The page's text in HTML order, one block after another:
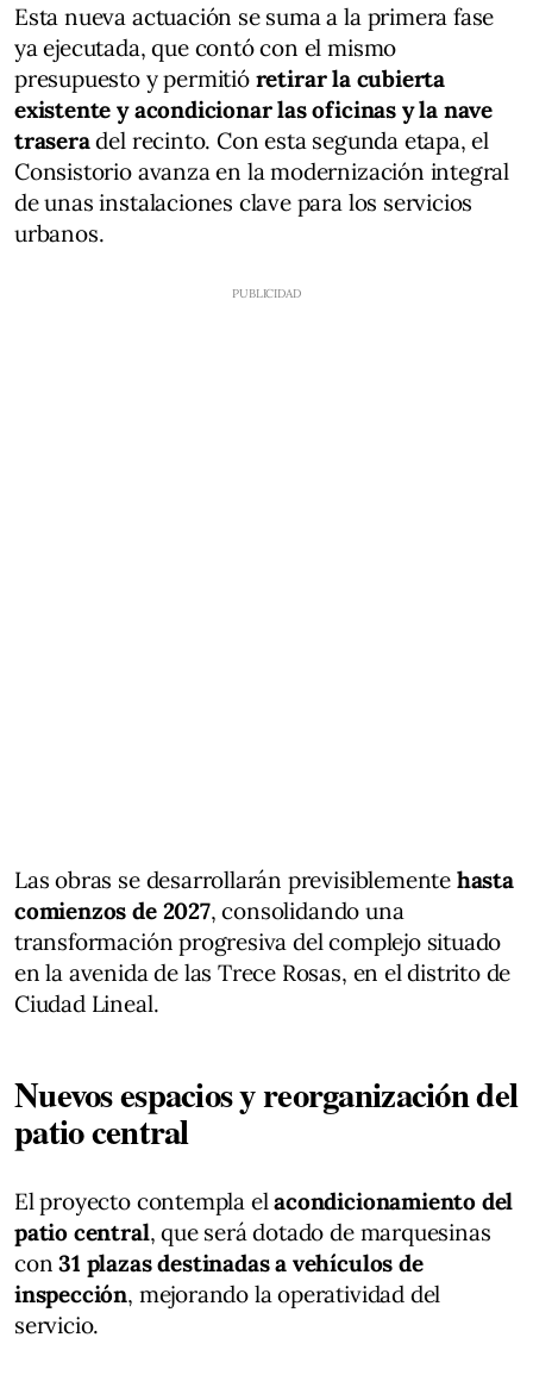
Esta nueva actuación se suma a la primera fase
ya ejecutada, que contó con el mismo
presupuesto y permitió retirar la cubierta
existente y acondicionar las oficinas y la nave
traseradel recinto. Con esta segunda etapa, el
Consistorio avanza en la modernización integral
de unas instalaciones clave para los servicios
urbanos.
Las obras se desarrollarán previsiblemente hasta
comienzos de 2027, consolidando una
transformación progresiva del complejo situado
en la avenida de las Trece Rosas, en el distrito de
Ciudad Lineal.
Nuevos espacios y reorganización del
patio central
El proyecto contempla elacondicionamiento del
patio central, que será dotado de marquesinas
con31 plazas destinadas a vehículos de
inspección, mejorando la operatividad del
servicio.